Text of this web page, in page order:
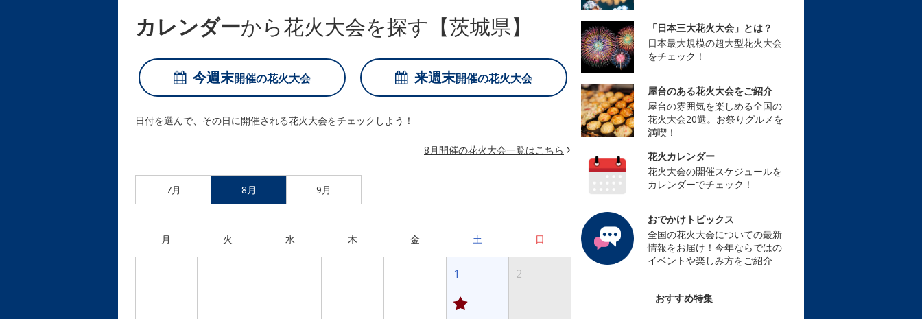
カレンダーから花火大会を探す【茨城県】
今週末開催の花火大会 来週末開催の花火大会
日付を選んで、その日に開催される花火大会をチェックしよう！
8月開催の花火大会一覧はこちら
7月 8月 9月
月 火 水 木 金 土 日
1 2
「日本三大花火大会」とは？
日本最大規模の超大型花火大会
をチェック！
屋台のある花火大会をご紹介
屋台の雰囲気を楽しめる全国の
花火大会20選。お祭りグルメを
満喫！
花火カレンダー
花火大会の開催スケジュールを
カレンダーでチェック！
おでかけトピックス
全国の花火大会についての最新
情報をお届け！今年ならではの
イベントや楽しみ方をご紹介
おすすめ特集